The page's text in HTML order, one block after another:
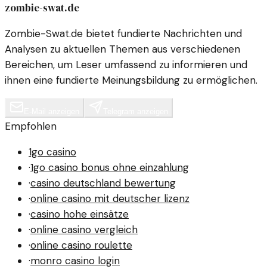
zombie-swat.de
Zombie-Swat.de bietet fundierte Nachrichten und
Analysen zu aktuellen Themen aus verschiedenen
Bereichen, um Leser umfassend zu informieren und
ihnen eine fundierte Meinungsbildung zu ermöglichen.
Empfohlen
1go casino
·1go casino bonus ohne einzahlung
·casino deutschland bewertung
·online casino mit deutscher lizenz
·casino hohe einsätze
·online casino vergleich
·online casino roulette
·monro casino login